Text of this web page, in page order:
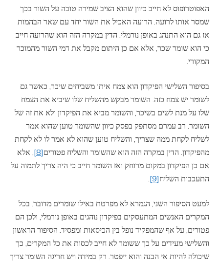
האפוטרופוס לא חייב כיוון שהוא הציב שמירה טובה על השור בכך
שמסר אותו לרועה. הרועה האכיל את השור יחד עם שאר הבהמות
אז גם הוא התנהג באופן נורמלי. הדין במקרה הזה הוא שהרועה חייב
כי הוא שומר שכר, אלא אם כן היתום מקבל את דמי השור מהמוכר
המקורי.
בסיפור השלישי הפיקדון הוא צמח איתו משביחים שיכר, כאשר גם
לשומר יש צמח כזה. השומר מבקש מהשליח שלו שיביא את הצמח
שלו על מנת לשים בשיכר, והשומר מביא את הפיקדון ולא את זה של
השומר. רב עמרם מסתפק בפסק כיוון שהשומר טוען שהוא אמר
לשליח לקחת ממה שצריך, והשליח טוען שהוא לא אמר לו לא לקחת
מהפיקדון. הדין במקרה הזה הוא שהשומר והשליח פטורים[8]
, אלא
אם כן הפיקדון במקום מרוחק ואז השומר חייב כי היה צריך לתמוה על
התעכבות השליח[9]
.
למעט הסיפור השני, הגמרא לא מפרטת באילו שומרים מדובר. בכל
המקרים האנשים המתעסקים בפיקדון נוהגים באופן נורמלי, ולכן הם
פטורים, על אף שהמפקיד נופל בין הכיסאות ומפסיד. הסיפור הראשון
והשלישי מעידים על כך ששומר לא חייב לכסות את כל המקרים, כך
שיכולה להיות אי הבנה והוא ייפטר. רק במידה ויש חריגה השומר צריך